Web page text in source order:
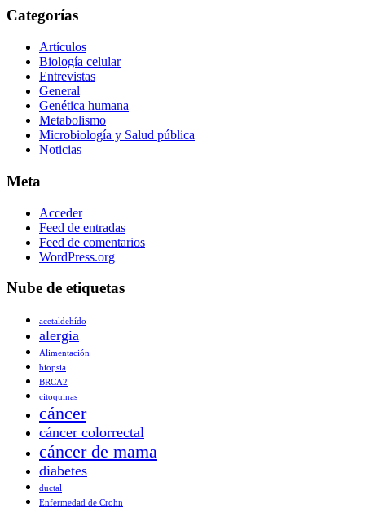
Categorías
Artículos
Biología celular
Entrevistas
General
Genética humana
Metabolismo
Microbiología y Salud pública
Noticias
Meta
Acceder
Feed de entradas
Feed de comentarios
WordPress.org
Nube de etiquetas
acetaldehído
alergia
Alimentación
biopsia
BRCA2
citoquinas
cáncer
cáncer colorrectal
cáncer de mama
diabetes
ductal
Enfermedad de Crohn